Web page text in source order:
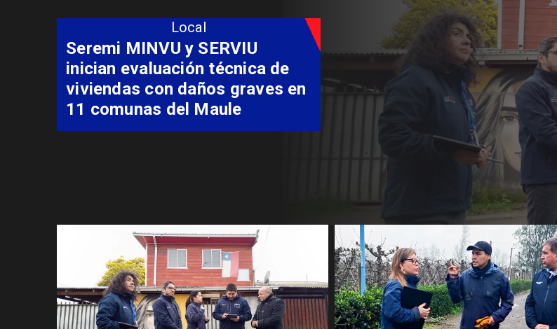
Local
Fondo Orasmi entrega apoyo a
familia de Romeral para
costear alimentación
especializada de niño con
Síndrome de Intestino Corto